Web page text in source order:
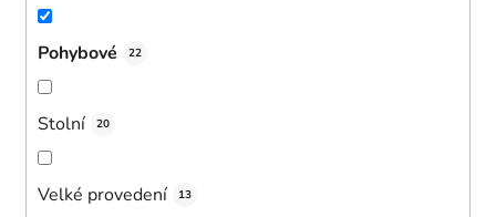
Pohybové 22
Stolní 20
Velké provedení 13